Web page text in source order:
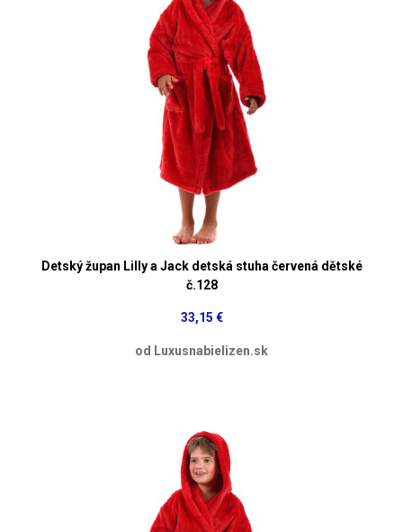
Detský župan Lilly a Jack detská stuha červená dětské
č.128
33,15 €
od Luxusnabielizen.sk